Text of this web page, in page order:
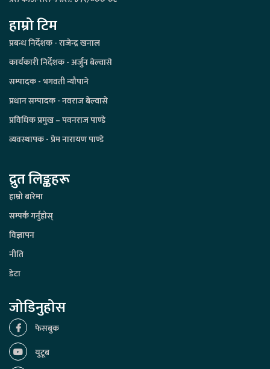
हाम्रो टिम
प्रबन्ध निर्देशक - राजेन्द्र खनाल
कार्यकारी निर्देशक - अर्जुन बेल्वासे
सम्पादक - भगवती न्यौपाने
प्रधान सम्पादक - नवराज बेल्वासे
प्रविधिक प्रमुख – पवनराज पाण्डे
व्यवस्थापक - प्रेम नारायण पाण्डे
द्रुत लिङ्कहरू
हाम्रो बारेमा
सम्पर्क गर्नुहोस्
विज्ञापन
नीति
डेटा
जोडिनुहोस
फेसबुक
युटूब